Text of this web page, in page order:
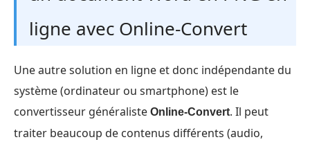
ligne avec Online-Convert
Une autre solution en ligne et donc indépendante du
système (ordinateur ou smartphone) est le
convertisseur généraliste Online-Convert. Il peut
traiter beaucoup de contenus différents (audio,